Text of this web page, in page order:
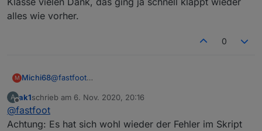
Der Fix ist im ersten Beitrag, der Rest kommt dieser
Tage
alles wie vorher.
0
M Michi68@fastfoot
alles wie vorher.
A
Offline
ak1schrieb am 6. Nov. 2020, 20:16
zuletzt editiert von
@fastfoot
Achtung: Es hat sich wohl wieder der Fehler im Skript